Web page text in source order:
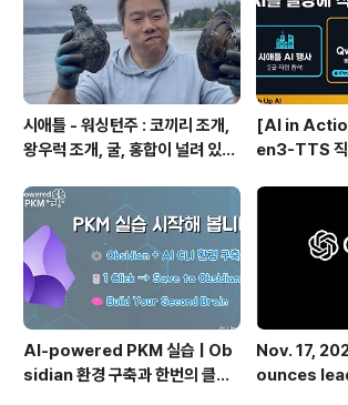
시애틀 - 워싱턴주 : 코끼리 조개,
왕우럭 조개, 굴, 홍합이 널려 있는
[AI in
en3-TTS 직
AI-powered PKM 실습 | Ob
sidian 환경 구축과 한번의 클릭
Nov. 17,
ounces